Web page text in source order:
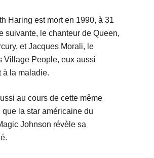
Haring est mort en 1990, à 31
suivante, le chanteur de Queen,
et Jacques Morali, le
Village People, eux aussi
à la maladie.
au cours de cette même
la star américaine du
Johnson révèle sa